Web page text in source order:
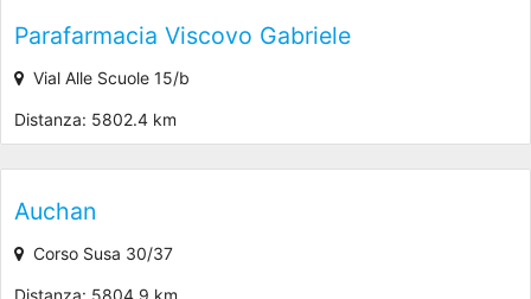
Parafarmacia Viscovo Gabriele
Vial Alle Scuole 15/b
Distanza: 5802.4 km
Auchan
Corso Susa 30/37
Distanza: 5804.9 km